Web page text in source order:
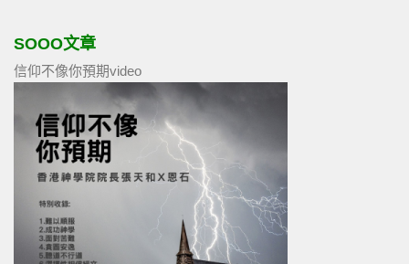
SOOO文章
信仰不像你預期video